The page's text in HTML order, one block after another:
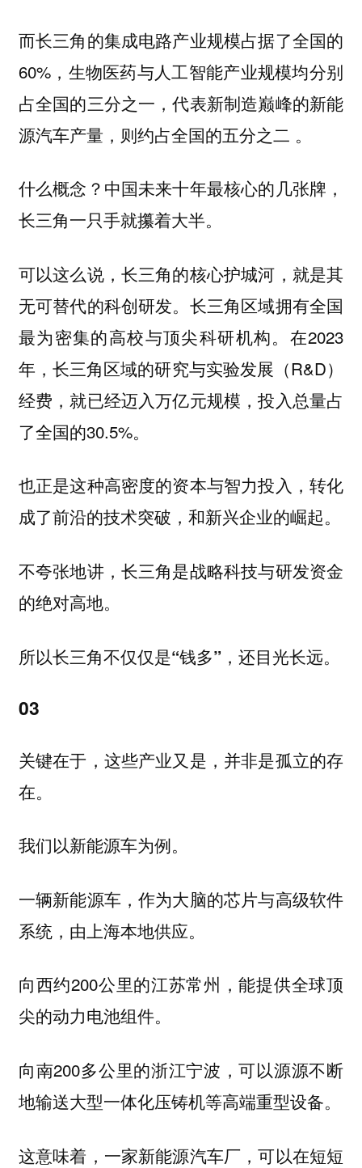
而长三角的集成电路产业规模占据了全国的
60%，生物医药与人工智能产业规模均分别
占全国的三分之一，代表新制造巅峰的新能
源汽车产量，则约占全国的五分之二 。
什么概念？中国未来十年最核心的几张牌，
长三角一只手就攥着大半。
可以这么说，长三角的核心护城河，就是其
无可替代的科创研发。长三角区域拥有全国
最为密集的高校与顶尖科研机构。在2023
年，长三角区域的研究与实验发展（R&D）
经费，就已经迈入万亿元规模，投入总量占
了全国的30.5%。
也正是这种高密度的资本与智力投入，转化
成了前沿的技术突破，和新兴企业的崛起。
不夸张地讲，长三角是战略科技与研发资金
的绝对高地。
所以长三角不仅仅是“钱多”，还目光长远。
03
关键在于，这些产业又是，并非是孤立的存
在。
我们以新能源车为例。
一辆新能源车，作为大脑的芯片与高级软件
系统，由上海本地供应。
向西约200公里的江苏常州，能提供全球顶
尖的动力电池组件。
向南200多公里的浙江宁波，可以源源不断
地输送大型一体化压铸机等高端重型设备。
这意味着，一家新能源汽车厂，可以在短短